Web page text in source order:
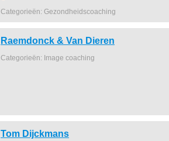
Categorieën: Gezondheidscoaching
Raemdonck & Van Dieren
Categorieën: Image coaching
Tom Dijckmans